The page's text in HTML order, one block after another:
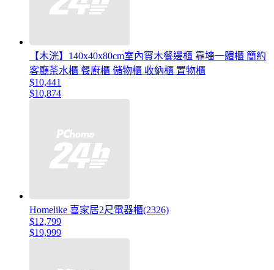
【木洸】140x40x80cm室內實木餐邊櫃 靠墻一體櫃 簡約
客廳茶水櫃 餐廚櫃 儲物櫃 收納櫃 置物櫃
$10,441
$10,874
Homelike 喜家居2尺電器櫃(2326)
$12,799
$19,999